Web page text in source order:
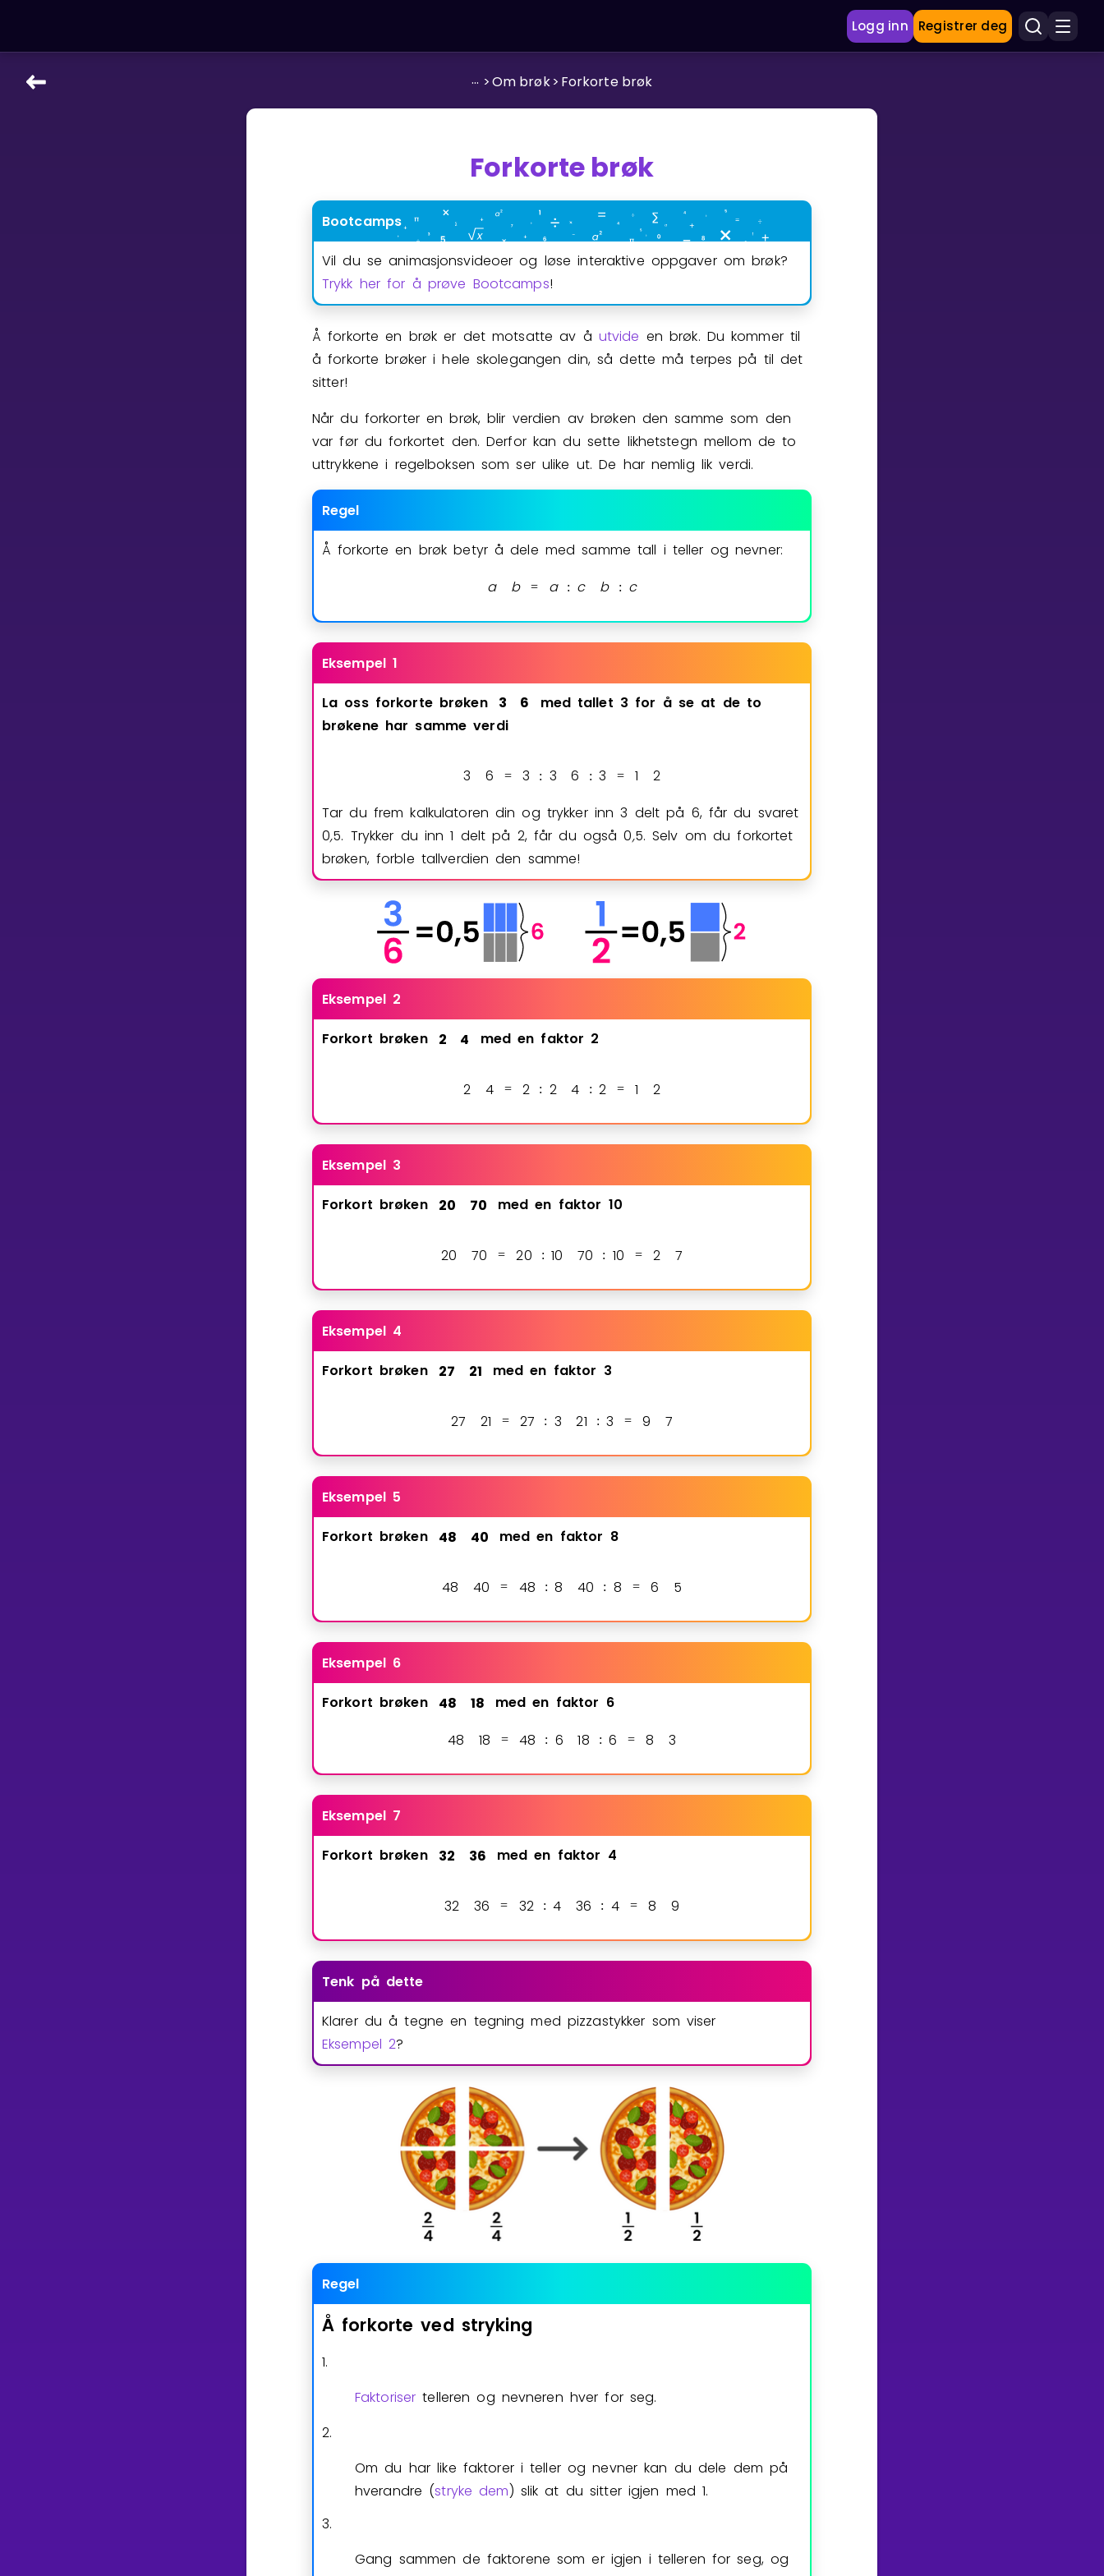
Logg inn Registrer deg
Bestill privatundervisning
Inviter en venn
... >Om brøk> Forkorte brøk
Forkorte brøk
Bootcamps
Vil du se animasjonsvideoer og løse interaktive oppgaver om brøk?
Trykk her for å prøve Bootcamps!
Å forkorte en brøk er det motsatte av å utvide en brøk. Du kommer til
å forkorte brøker i hele skolegangen din, så dette må terpes på til det
sitter!
Når du forkorter en brøk, blir verdien av brøken den samme som den
var før du forkortet den. Derfor kan du sette likhetstegn mellom de to
uttrykkene i regelboksen som ser ulike ut. De har nemlig lik verdi.
Regel
Å forkorte en brøk betyr å dele med samme tall i teller og nevner:
a
b = a : c b : c
Eksempel 1
La oss forkorte brøken 3 6 med tallet 3 for å se at de to
brøkene har samme verdi
3 6 = 3 : 3 6 : 3 = 1
2
Tar du frem kalkulatoren din og trykker inn3 delt på 6, får du svaret
0,5. Trykker du inn1 delt på 2, får du også0,5. Selv om du forkortet
brøken, forble tallverdien den samme!
Eksempel 2
Forkort brøken 2 4 med en faktor 2
2 4 = 2 : 2 4 : 2 = 1 2
Eksempel 3
Forkort brøken 20 70 med en faktor 10
20 70 = 20 : 10 70 : 10 = 2 7
Eksempel 4
Forkort brøken 27 21 med en faktor 3
27 21 = 27 : 3 21 : 3 = 9 7
Eksempel 5
Forkort brøken 48 40 med en faktor 8
48 40 = 48 : 8 40 : 8 = 6 5
Eksempel 6
Forkort brøken 48 18 med en faktor 6
48 18 = 48 : 6 18 : 6 = 8 3
Eksempel 7
Forkort brøken 32 36 med en faktor 4
32 36 = 32 : 4 36 : 4 = 8 9
Tenk på dette
Klarer du å tegne en tegning med pizzastykker som viser
Eksempel 2?
Regel
Å forkorte ved stryking
1.
Faktoriser telleren og nevneren hver for seg.
2.
Om du har like faktorer i teller og nevner kan du dele dem på
hverandre (stryke dem) slik at du sitter igjen med1.
3.
Gang sammen de faktorene som er igjen i telleren for seg, og